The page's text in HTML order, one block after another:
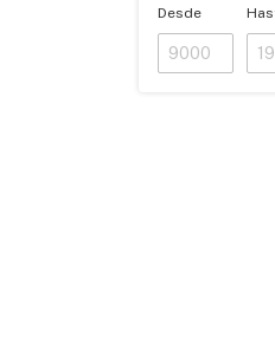
Desde